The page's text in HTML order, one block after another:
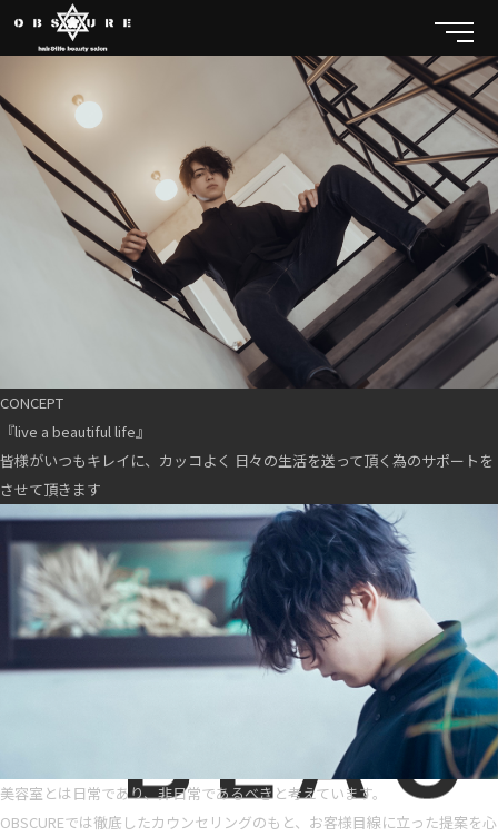
CONCEPT
『live a beautiful life』
皆様がいつもキレイに、カッコよく 日々の生活を送って頂く為のサポートを
させて頂きます
美容室とは日常であり、非日常であるべきと考えています。
OBSCUREでは徹底したカウンセリングのもと、お客様目線に立った提案を心